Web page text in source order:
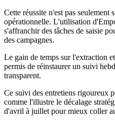
Cette réussite n'est pas seulement
opérationnelle. L'utilisation
s'affranchir des tâches de saisie
des campagnes.
Le gain de temps sur l'extraction
permis de réinstaurer un suivi
transparent.
Ce suivi des entretiens rigoureux
comme l'illustre le décalage
d'avril à juillet pour mieux coller